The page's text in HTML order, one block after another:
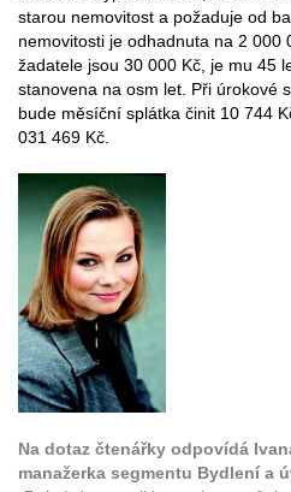
starou nemovitost a požaduje od
nemovitosti je odhadnuta na 2 000
žadatele jsou 30 000 Kč, je mu 45
stanovena na osm let. Při úrokové
bude měsíční splátka činit 10 744
031 469 Kč.
Na dotaz čtenářky odpovídá
manažerka segmentu Bydlení a